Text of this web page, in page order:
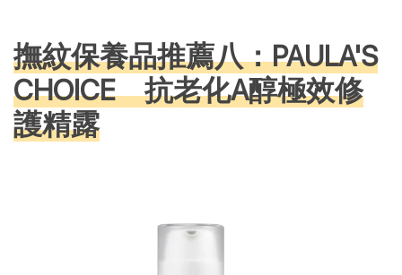
撫紋保養品推薦八：PAULA'S
CHOICE 抗老化A醇極效修
護精露